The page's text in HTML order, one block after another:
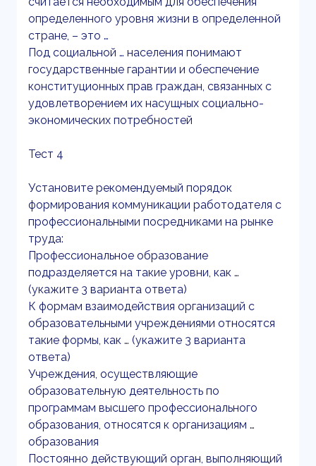
определенного уровня жизни в определенной
стране, – это …
Под социальной … населения понимают
государственные гарантии и обеспечение
конституционных прав граждан, связанных с
удовлетворением их насущных социально-
экономических потребностей
Тест 4
Установите рекомендуемый порядок
формирования коммуникации работодателя с
профессиональными посредниками на рынке
труда:
Профессиональное образование
подразделяется на такие уровни, как …
(укажите 3 варианта ответа)
К формам взаимодействия организаций с
образовательными учреждениями относятся
такие формы, как … (укажите 3 варианта
ответа)
Учреждения, осуществляющие
образовательную деятельность по
программам высшего профессионального
образования, относятся к организациям …
образования
Постоянно действующий орган, выполняющий